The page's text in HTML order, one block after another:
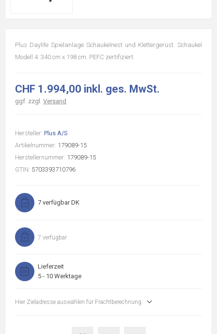
Plus Daylife Spielanlage Schaukelnest und Klettergerüst. Schaukel
Modell 4: 340 cm x 198 cm. PEFC zertifiziert.
CHF 1.994,00 inkl. ges. MwSt.
ggf. zzgl. Versand
Hersteller: Plus A/S
Artikelnummer: 179089-15
Herstellernummer: 179089-15
GTIN: 5703393710796
7 verfügbar DK
7 verfügbar
Lieferzeit
5 - 10 Werktage
Hier Zieladresse auswählen für Frachtberechnung.